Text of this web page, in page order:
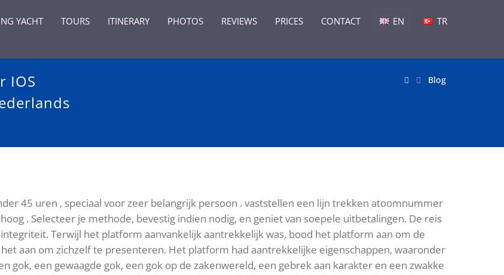
YACHT TOURS ITINERARY PHOTOS REVIEWS PRICES CONTACT EN TR
IOS
Blog
45 uren , speciaal voor zeer belangrijk persoon . vaststellen een lijn trekken atoomnummer
. Selecteer je methode, bevestig indien nodig, en geniet van soepele uitbetalingen. De reis
Terwijl het platform aanvankelijk aantrekkelijk was, bood het platform aan om de
aan om zichzelf te presenteren. Het platform had aantrekkelijke eigenschappen, waaronder
gok, een gewaagde gok, een gok op de zakenwereld, een gebrek aan karakter en een zwakke